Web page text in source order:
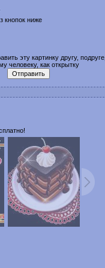
кнопок ниже
эту картинку другу, подруге,
человеку, как открытку